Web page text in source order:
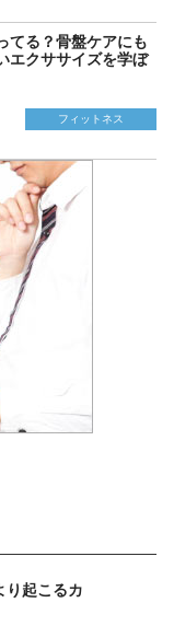
てる？骨盤ケアにも
エクササイズを学ぼ
フィットネス
り起こるカ